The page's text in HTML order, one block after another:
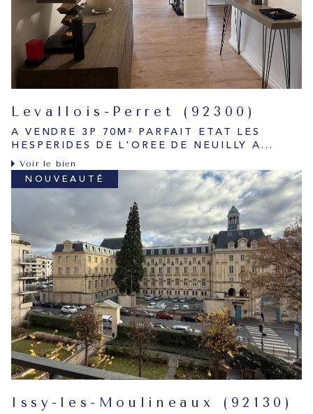
Levallois-Perret (92300)
A VENDRE 3P 70M² PARFAIT ETAT LES
HESPERIDES DE L'OREE DE NEUILLY A...
Voir le bien
NOUVEAUTÉ
Issy-les-Moulineaux (92130)